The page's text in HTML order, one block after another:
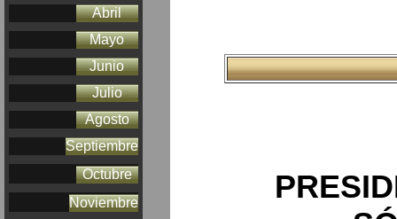
Abril
Mayo
Junio
Julio
Agosto
Septiembre
Octubre
Noviembre